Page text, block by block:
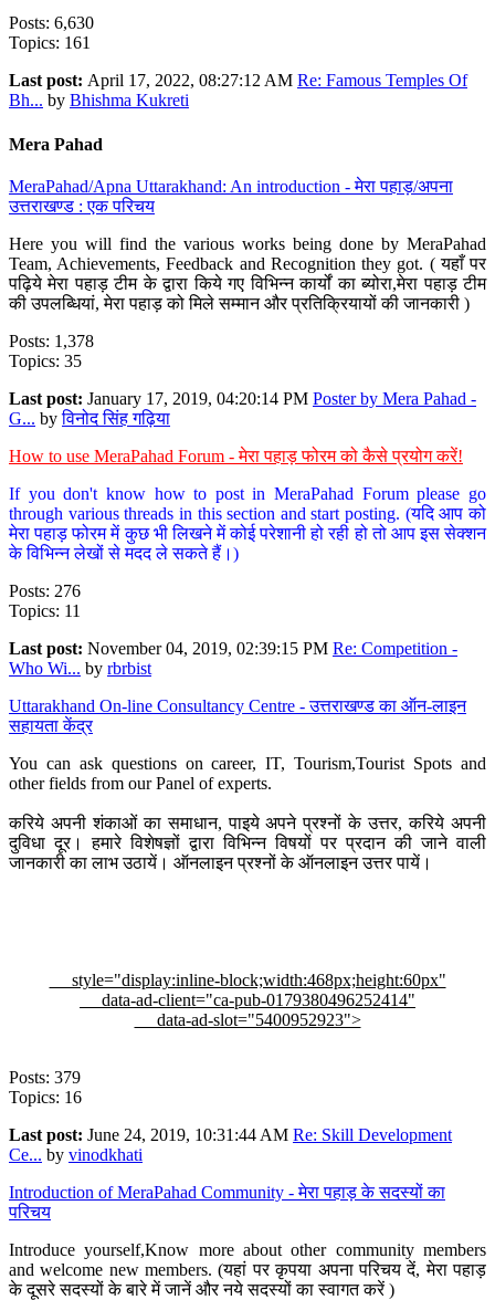
Posts: 6,630
Topics: 161
Last post: April 17, 2022, 08:27:12 AM Re: Famous Temples Of
Bh... by Bhishma Kukreti
Mera Pahad
MeraPahad/Apna Uttarakhand: An introduction - मेरा पहाड़/अपना
उत्तराखण्ड : एक परिचय
Here you will find the various works being done by MeraPahad
Team, Achievements, Feedback and Recognition they got. ( यहाँ पर
पढ़िये मेरा पहाड़ टीम के द्वारा किये गए विभिन्न कार्यों का ब्योरा,मेरा पहाड़ टीम
की उपलब्धियां, मेरा पहाड़ को मिले सम्मान और प्रतिक्रियायों की जानकारी )
Posts: 1,378
Topics: 35
Last post: January 17, 2019, 04:20:14 PM Poster by Mera Pahad -
G... byविनोद सिंह गढ़िया
How to use MeraPahad Forum - मेरा पहाड़ फोरम को कैसे प्रयोग करें!
If you don't know how to post in MeraPahad Forum please go
through various threads in this section and start posting. (यदि आप को
मेरा पहाड़ फोरम में कुछ भी लिखने में कोई परेशानी हो रही हो तो आप इस सेक्शन
के विभिन्न लेखों से मदद ले सकते हैं।)
Posts: 276
Topics: 11
Last post: November 04, 2019, 02:39:15 PM Re: Competition -
Who Wi... by rbrbist
Uttarakhand On-line Consultancy Centre - उत्तराखण्ड का ऑन-लाइन
सहायता केंद्र
You can ask questions on career, IT, Tourism,Tourist Spots and
other fields from our Panel of experts.
करिये अपनी शंकाओं का समाधान, पाइये अपने प्रश्नों के उत्तर, करिये अपनी
दुविधा दूर। हमारे विशेषज्ञों द्वारा विभिन्न विषयों पर प्रदान की जाने वाली
जानकारी का लाभ उठायें। ऑनलाइन प्रश्नों के ऑनलाइन उत्तर पायें।
style="display:inline-block;width:468px;height:60px"
data-ad-client="ca-pub-0179380496252414"
data-ad-slot="5400952923">
Posts: 379
Topics: 16
Last post: June 24, 2019, 10:31:44 AM Re: Skill Development
Ce... by vinodkhati
Introduction of MeraPahad Community - मेरा पहाड़ के सदस्यों का
परिचय
Introduce yourself,Know more about other community members
and welcome new members. (यहां पर कृपया अपना परिचय दें, मेरा पहाड़
के दूसरे सदस्यों के बारे में जानें और नये सदस्यों का स्वागत करें )